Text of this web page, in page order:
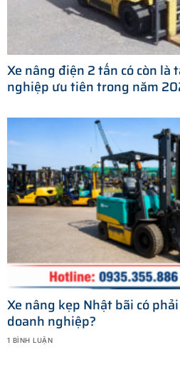
Xe nâng điện 2 tấn có còn là
nghiệp ưu tiên trong năm
Xe nâng kẹp Nhật bãi có
doanh nghiệp?
1 BÌNH LUẬN